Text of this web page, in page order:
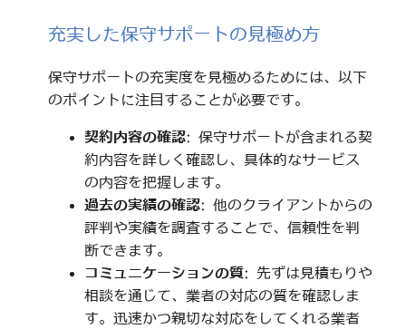
充実した保守サポートの見極め方
保守サポートの充実度を見極めるためには、以下
のポイントに注目することが必要です。
契約内容の確認: 保守サポートが含まれる契
約内容を詳しく確認し、具体的なサービス
の内容を把握します。
過去の実績の確認: 他のクライアントからの
評判や実績を調査することで、信頼性を判
断できます。
コミュニケーションの質: 先ずは見積もりや
相談を通じて、業者の対応の質を確認しま
す。迅速かつ親切な対応をしてくれる業者